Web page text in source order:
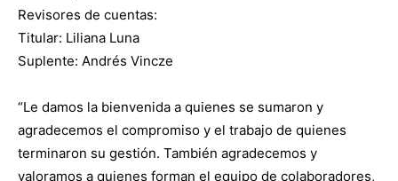
Revisores de cuentas:
Titular: Liliana Luna
Suplente: Andrés Vincze
“Le damos la bienvenida a quienes se sumaron y
agradecemos el compromiso y el trabajo de quienes
terminaron su gestión. También agradecemos y
valoramos a quienes forman el equipo de colaboradores,